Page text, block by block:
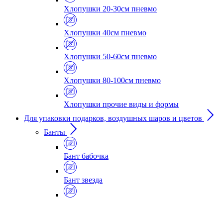
Хлопушки 20-30см пневмо
Хлопушки 40см пневмо
Хлопушки 50-60см пневмо
Хлопушки 80-100см пневмо
Хлопушки прочие виды и формы
Для упаковки подарков, воздушных шаров и цветов
Банты
Бант бабочка
Бант звезда